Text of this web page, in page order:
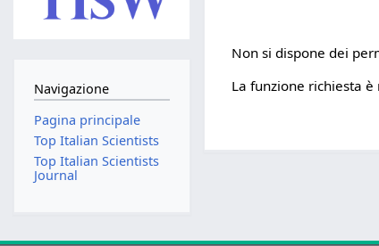
Non si dispone dei
La funzione richiesta
Navigazione
Pagina principale
Top Italian Scientists
Top Italian Scientists
Journal